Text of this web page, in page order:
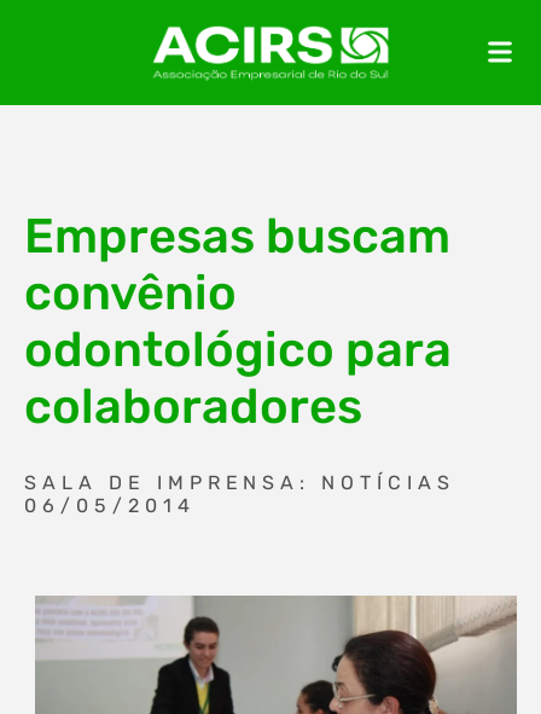
Empresas buscam
convênio
odontológico para
colaboradores
SALA DE IMPRENSA: NOTÍCIAS
06/05/2014